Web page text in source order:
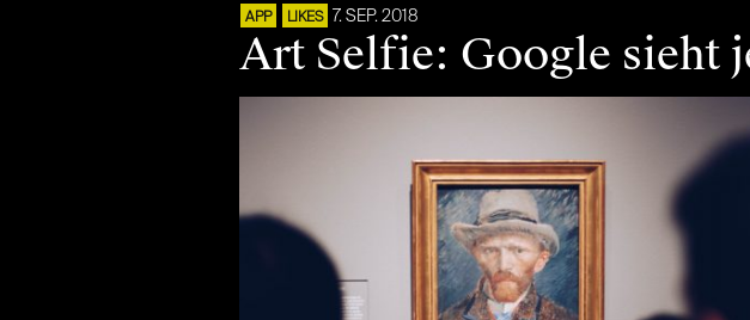
APP LIKES 7. SEP. 2018
Art Selfie: Google sieht